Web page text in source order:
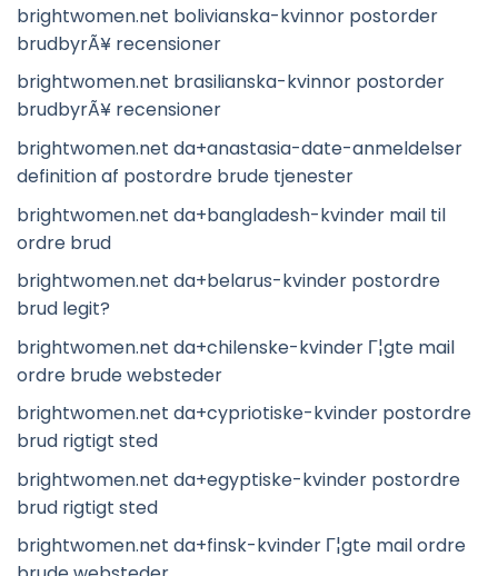
brightwomen.net bolivianska-kvinnor postorder
brudbyrÃ¥ recensioner
brightwomen.net brasilianska-kvinnor postorder
brudbyrÃ¥ recensioner
brightwomen.net da+anastasia-date-anmeldelser
definition af postordre brude tjenester
brightwomen.net da+bangladesh-kvinder mail til
ordre brud
brightwomen.net da+belarus-kvinder postordre
brud legit?
brightwomen.net da+chilenske-kvinder Г¦gte mail
ordre brude websteder
brightwomen.net da+cypriotiske-kvinder postordre
brud rigtigt sted
brightwomen.net da+egyptiske-kvinder postordre
brud rigtigt sted
brightwomen.net da+finsk-kvinder Г¦gte mail ordre